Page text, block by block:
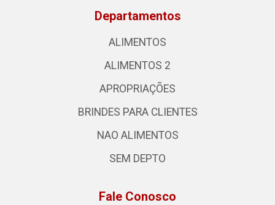
Departamentos
ALIMENTOS
ALIMENTOS 2
APROPRIAÇÕES
BRINDES PARA CLIENTES
NAO ALIMENTOS
SEM DEPTO
Fale Conosco